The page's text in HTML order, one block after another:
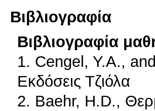
Βιβλιογραφία
Βιβλιογραφία
1. Cengel, Y.A.,
Εκδόσεις Τζιόλα
2. Baehr, H.D.,